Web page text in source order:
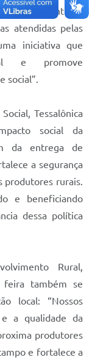
e garantindo
atendidas pelas
iniciativa que
e promove
social”.
Tessalônica
social da
da entrega de
a segurança
produtores rurais.
e beneficiando
dessa política
Rural,
feira também se
local: “Nossos
a qualidade da
produtores
e fortalece a